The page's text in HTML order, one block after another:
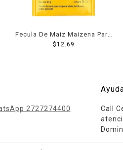
Fecula De Maiz Maizena Para
Atole Sabor Guayaba 50 Grs
$12.69
2727274400
Call